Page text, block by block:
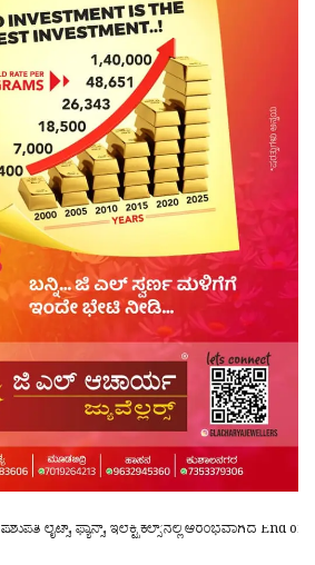
ಪಶುಪತಿ ಲೈಟ್ಸ್, ಫ್ಯಾನ್ಸ್, ಇಲೆಕ್ಟ್ರಿಕಲ್ಸ್’ನಲ್ಲಿ ಆರಂಭವಾಗಿದೆ